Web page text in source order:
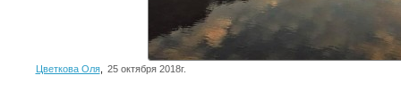
Цветкова Оля, 25 октября 2018г.